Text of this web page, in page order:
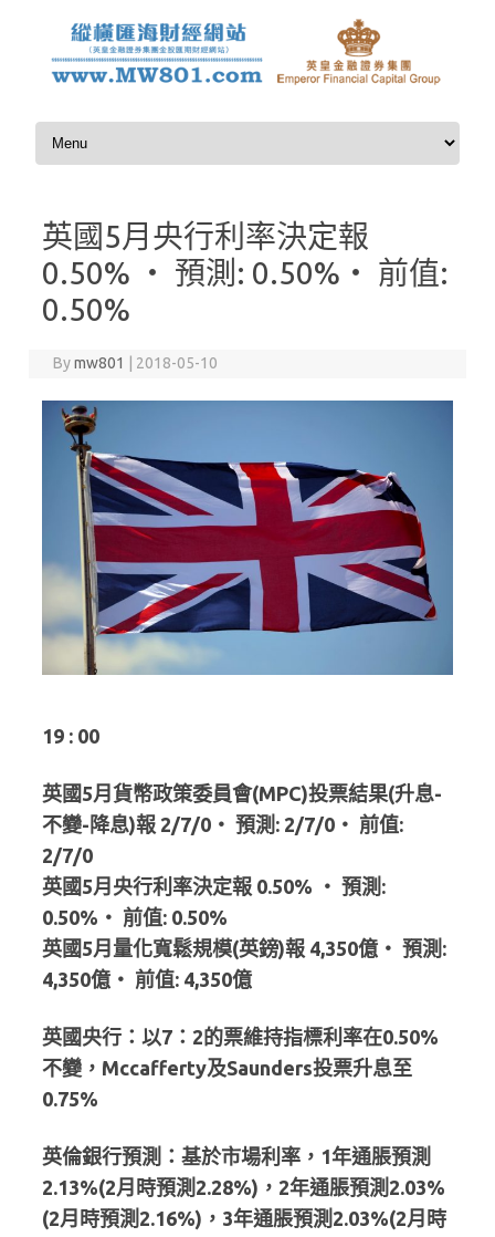
Skip to content
英國5月央行利率決定報
0.50% ‧ 預測: 0.50%‧ 前值:
0.50%
Bymw801 2018-05-10
19 : 00
英國5月貨幣政策委員會(MPC)投票結果(升息-
不變-降息)報 2/7/0‧ 預測: 2/7/0‧ 前值:
2/7/0
英國5月央行利率決定報 0.50% ‧ 預測:
0.50%‧ 前值: 0.50%
英國5月量化寬鬆規模(英鎊)報 4,350億‧ 預測:
4,350億‧ 前值: 4,350億
英國央行：以7：2的票維持指標利率在0.50%
不變，Mccafferty及Saunders投票升息至
0.75%
英倫銀行預測：基於市場利率，1年通脹預測
2.13%(2月時預測2.28%)，2年通脹預測2.03%
(2月時預測2.16%)，3年通脹預測2.03%(2月時